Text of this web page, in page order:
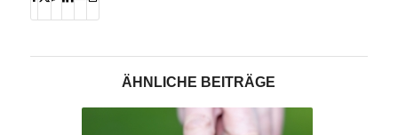
ÄHNLICHE BEITRÄGE